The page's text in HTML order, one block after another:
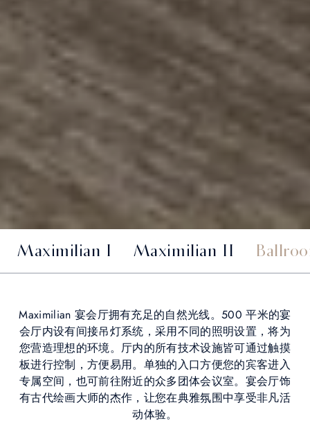
Maximilian I Maximilian II
Maximilian 宴会厅拥有充足的自然光线。500 平米的宴
会厅内设有间接吊灯系统，采用不同的照明设置，将为
您营造理想的环境。厅内的所有技术设施皆可通过触摸
板进行控制，方便易用。单独的入口方便您的宾客进入
专属空间，也可前往附近的众多团体会议室。宴会厅饰
有古代绘画大师的杰作，让您在典雅氛围中享受非凡活
动体验。